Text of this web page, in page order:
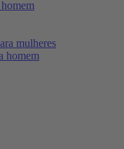
mulheres
homem